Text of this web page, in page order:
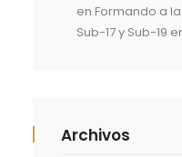
en Formando a
Sub-17 y Sub-19
Archivos